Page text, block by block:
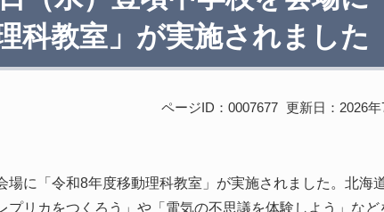
科教室」が実施されました
ページID：0007677 更新日：2026
場に「令和8年度移動理科教室」が実施されました。北海
プリカをつくろう」や「電気の不思議を体験しよう」な